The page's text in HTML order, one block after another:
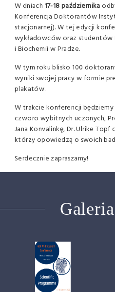
W dniach 17-18 października
Konferencja Doktorantów
stacjonarnej). W tej edycji
wykładowców oraz studentów
i Biochemii w Pradze.
W tym roku blisko 100
wyniki swojej pracy w formie
plakatów.
W trakcie konferencji
czworo wybitnych uczonych,
Jana Konvalinkę, Dr. Ulrike
którzy opowiedzą o swoich
Serdecznie zapraszamy!